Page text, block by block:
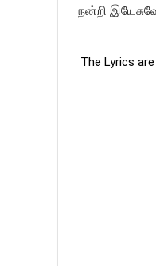
நன்றி
The Lyrics